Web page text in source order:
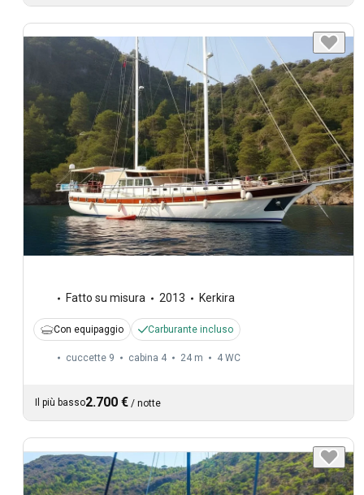
Fatto su misura 2013 Kerkira
Con equipaggio Carburante incluso
cuccette 9 cabina 4 24 m 4 WC
Il più basso2.700 € / notte